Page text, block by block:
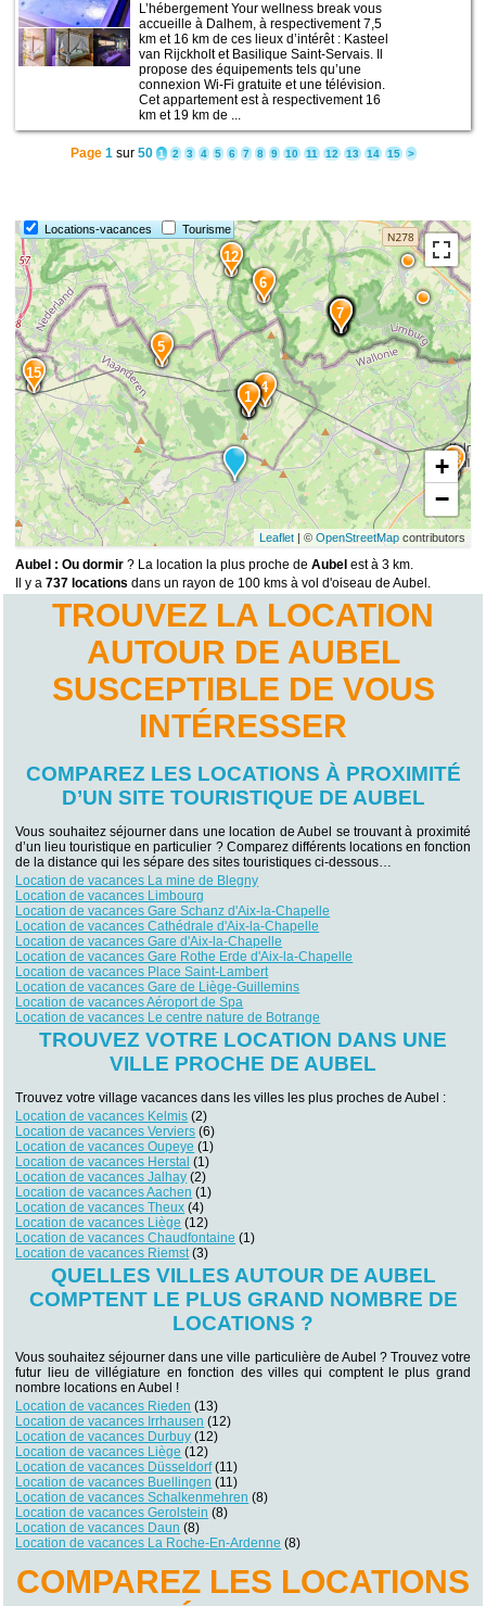
L’hébergement Your wellness break vous
accueille à Dalhem, à respectivement 7,5
km et 16 km de ces lieux d’intérêt : Kasteel
van Rijckholt et Basilique Saint-Servais. Il
propose des équipements tels qu’une
connexion Wi-Fi gratuite et une télévision.
Cet appartement est à respectivement 16
km et 19 km de ...
Page 1sur 50 1 2 3 4 5 6 7 8 9 10 11 12 13 14 15 >
Locations-vacances Tourisme
15
14
13
12
11
10
9
8
7
6
5
4
3
2
1
+
−
Leaflet| © OpenStreetMapcontributors
Aubel : Ou dormir ? La location la plus proche deAubel est à 3 km.
Il y a737 locations dans un rayon de 100 kms à vol d'oiseau de Aubel.
TROUVEZ LA LOCATION
AUTOUR DE AUBEL
SUSCEPTIBLE DE VOUS
INTÉRESSER
COMPAREZ LES LOCATIONS À PROXIMITÉ
D’UN SITE TOURISTIQUE DE AUBEL
Vous souhaitez séjourner dans une location de Aubel se trouvant à proximité
d’un lieu touristique en particulier ? Comparez différents locations en fonction
de la distance qui les sépare des sites touristiques ci-dessous…
Location de vacances La mine de Blegny
Location de vacances Limbourg
Location de vacances Gare Schanz d'Aix-la-Chapelle
Location de vacances Cathédrale d'Aix-la-Chapelle
Location de vacances Gare d'Aix-la-Chapelle
Location de vacances Gare Rothe Erde d'Aix-la-Chapelle
Location de vacances Place Saint-Lambert
Location de vacances Gare de Liège-Guillemins
Location de vacances Aéroport de Spa
Location de vacances Le centre nature de Botrange
TROUVEZ VOTRE LOCATION DANS UNE
VILLE PROCHE DE AUBEL
Trouvez votre village vacances dans les villes les plus proches de Aubel :
Location de vacances Kelmis (2)
Location de vacances Verviers (6)
Location de vacances Oupeye (1)
Location de vacances Herstal (1)
Location de vacances Jalhay (2)
Location de vacances Aachen (1)
Location de vacances Theux (4)
Location de vacances Liège (12)
Location de vacances Chaudfontaine (1)
Location de vacances Riemst(3)
QUELLES VILLES AUTOUR DE AUBEL
COMPTENT LE PLUS GRAND NOMBRE DE
LOCATIONS ?
Vous souhaitez séjourner dans une ville particulière de Aubel ? Trouvez votre
futur lieu de villégiature en fonction des villes qui comptent le plus grand
nombre locations en Aubel !
Location de vacances Rieden (13)
Location de vacances Irrhausen (12)
Location de vacances Durbuy (12)
Location de vacances Liège (12)
Location de vacances Düsseldorf(11)
Location de vacances Buellingen (11)
Location de vacances Schalkenmehren (8)
Location de vacances Gerolstein (8)
Location de vacances Daun (8)
Location de vacances La Roche-En-Ardenne (8)
COMPAREZ LES LOCATIONS